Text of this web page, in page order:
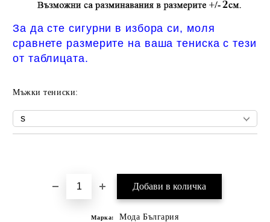
За да сте сигурни в избора си, моля
сравнете размерите на ваша тениска с тези
от таблицата.
Мъжки тениски:
Марка: Мода България